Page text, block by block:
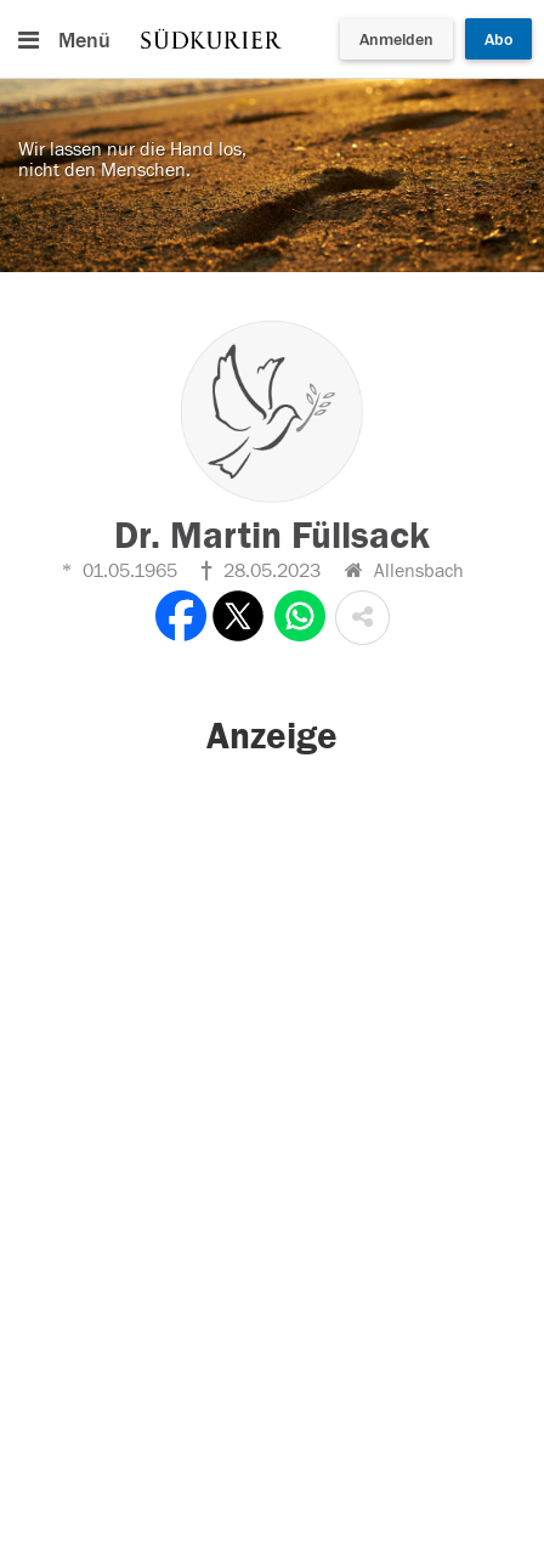
Menü Anmelden Abo
Wir lassen nur die Hand los,
nicht den Menschen.
Dr. Martin Füllsack
01.05.1965 28.05.2023 Allensbach
Anzeige